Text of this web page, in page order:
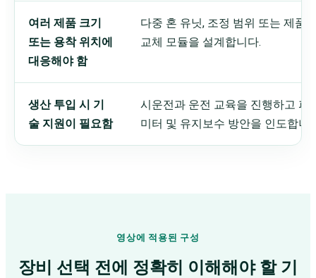
여러 제품 크기
또는 용착 위치에
대응해야 함
다중 혼 유닛, 조정 범위 또는 제품
교체 모듈을 설계합니다.
생산 투입 시 기
술 지원이 필요함
시운전과 운전 교육을 진행하고 파
미터 및 유지보수 방안을 인도합니
영상에 적용된 구성
장비 선택 전에 정확히 이해해야 할 기